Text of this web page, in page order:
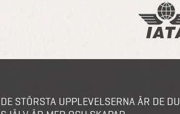
DE STÖRSTA UPPLEVELSERNA ÄR DE DU